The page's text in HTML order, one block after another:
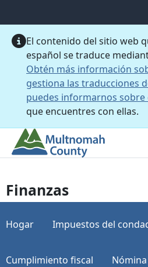
El contenido del sitio web
español se traduce
Obtén más información
gestiona las traducciones
puedes informarnos
que encuentres con ellas.
Finanzas
Hogar Impuestos del
Cumplimiento fiscal